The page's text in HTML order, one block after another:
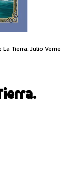
La Tierra. Julio Verne